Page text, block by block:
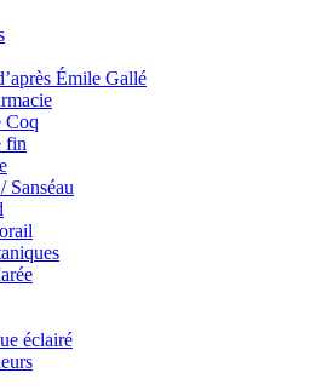
Émile Gallé
Coq
fin
Sanséau
éclairé